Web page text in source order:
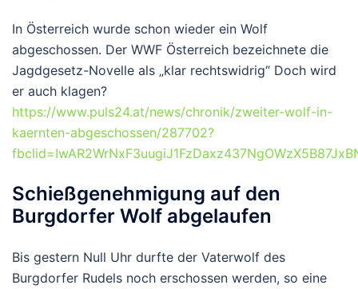
In Österreich wurde schon wieder ein Wolf
abgeschossen. Der WWF Österreich bezeichnete die
Jagdgesetz-Novelle als „klar rechtswidrig“ Doch wird
er auch klagen?
https://www.puls24.at/news/chronik/zweiter-wolf-in-
kaernten-abgeschossen/287702?
Schießgenehmigung auf den
Burgdorfer Wolf abgelaufen
Bis gestern Null Uhr durfte der Vaterwolf des
Burgdorfer Rudels noch erschossen werden, so eine